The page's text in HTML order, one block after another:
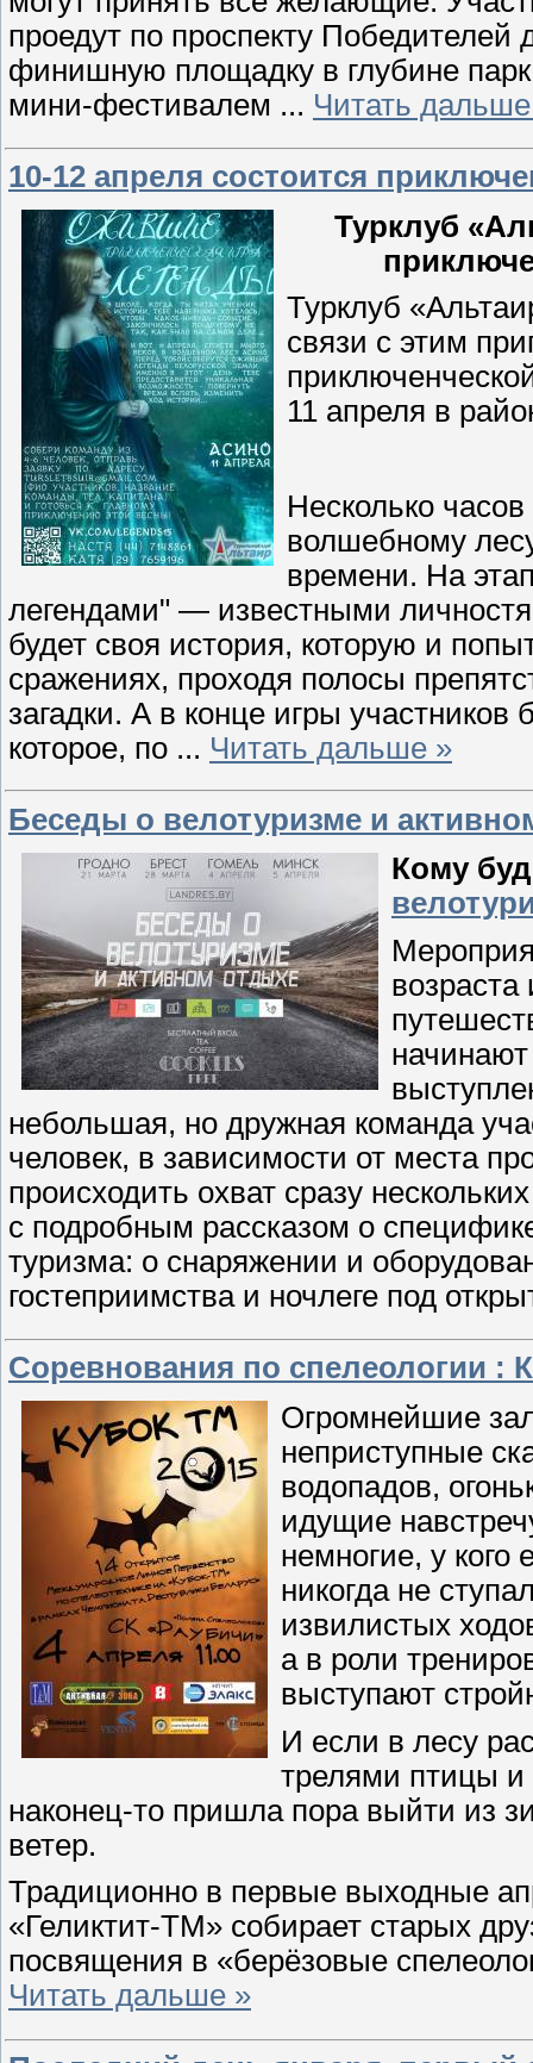
проедут по проспекту
финишную площадку в глубине
мини-фестивалем ... Читать
10-12 апреля состоится
Турклуб
Турклуб
связи с этим
11 апреля в
Несколько
волшебному
времени. На
легендами" — известными
будет своя история, которую и
сражениях, проходя полосы
загадки. А в конце игры
которое, по ... Читать дальше »
Беседы о велотуризме и
Кому
небольшая, но дружная команда
человек, в зависимости от места
происходить охват сразу
с подробным рассказом о
туризма: о снаряжении и
гостеприимства и ночлеге под
Соревнования по спелеологии :
Огромнейшие
неприступные
водопадов,
идущие
немногие, у кого
никогда не
извилистых
а в роли
выступают
И если в лесу
трелями птицы и
наконец-то пришла пора выйти из
ветер.
Традиционно в первые выходные
«Геликтит-ТМ» собирает старых
посвящения в «берёзовые
Читать дальше »